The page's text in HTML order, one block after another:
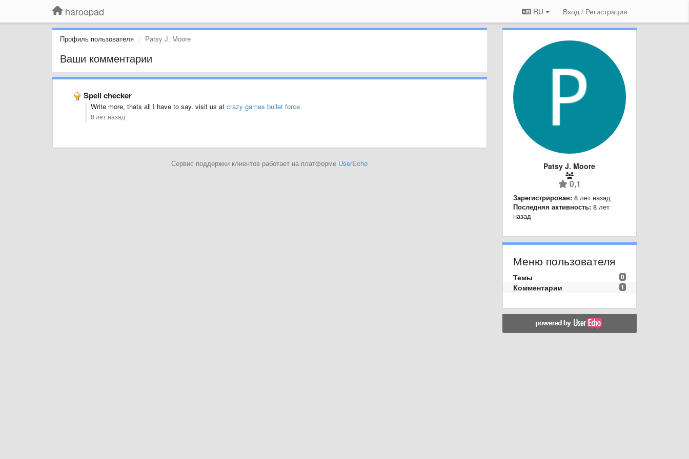
haroopad RU Вход / Регистрация
Профиль пользователя Patsy J. Moore
Ваши комментарии
Spell checker
Write more, thats all I have to say. visit us at crazy games bullet force
8 лет назад
Сервис поддержки клиентов работает на платформе UserEcho Patsy J. Moore
0,1
Зарегистрирован: 8 лет назад
Последняя активность: 8 лет
назад
Меню пользователя
0
Темы
1
Комментарии